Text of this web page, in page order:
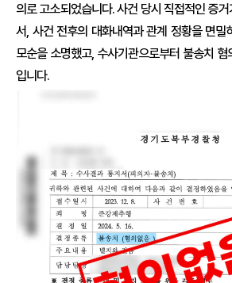
의로 고소되었습니다. 사건 당시 직접적인 증
서, 사건 전후의 대화내역과 관계 정황을 면밀
모순을 소명했고, 수사기관으로부터 불송치 혐
입니다.